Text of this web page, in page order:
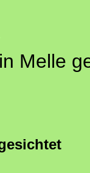
Melle